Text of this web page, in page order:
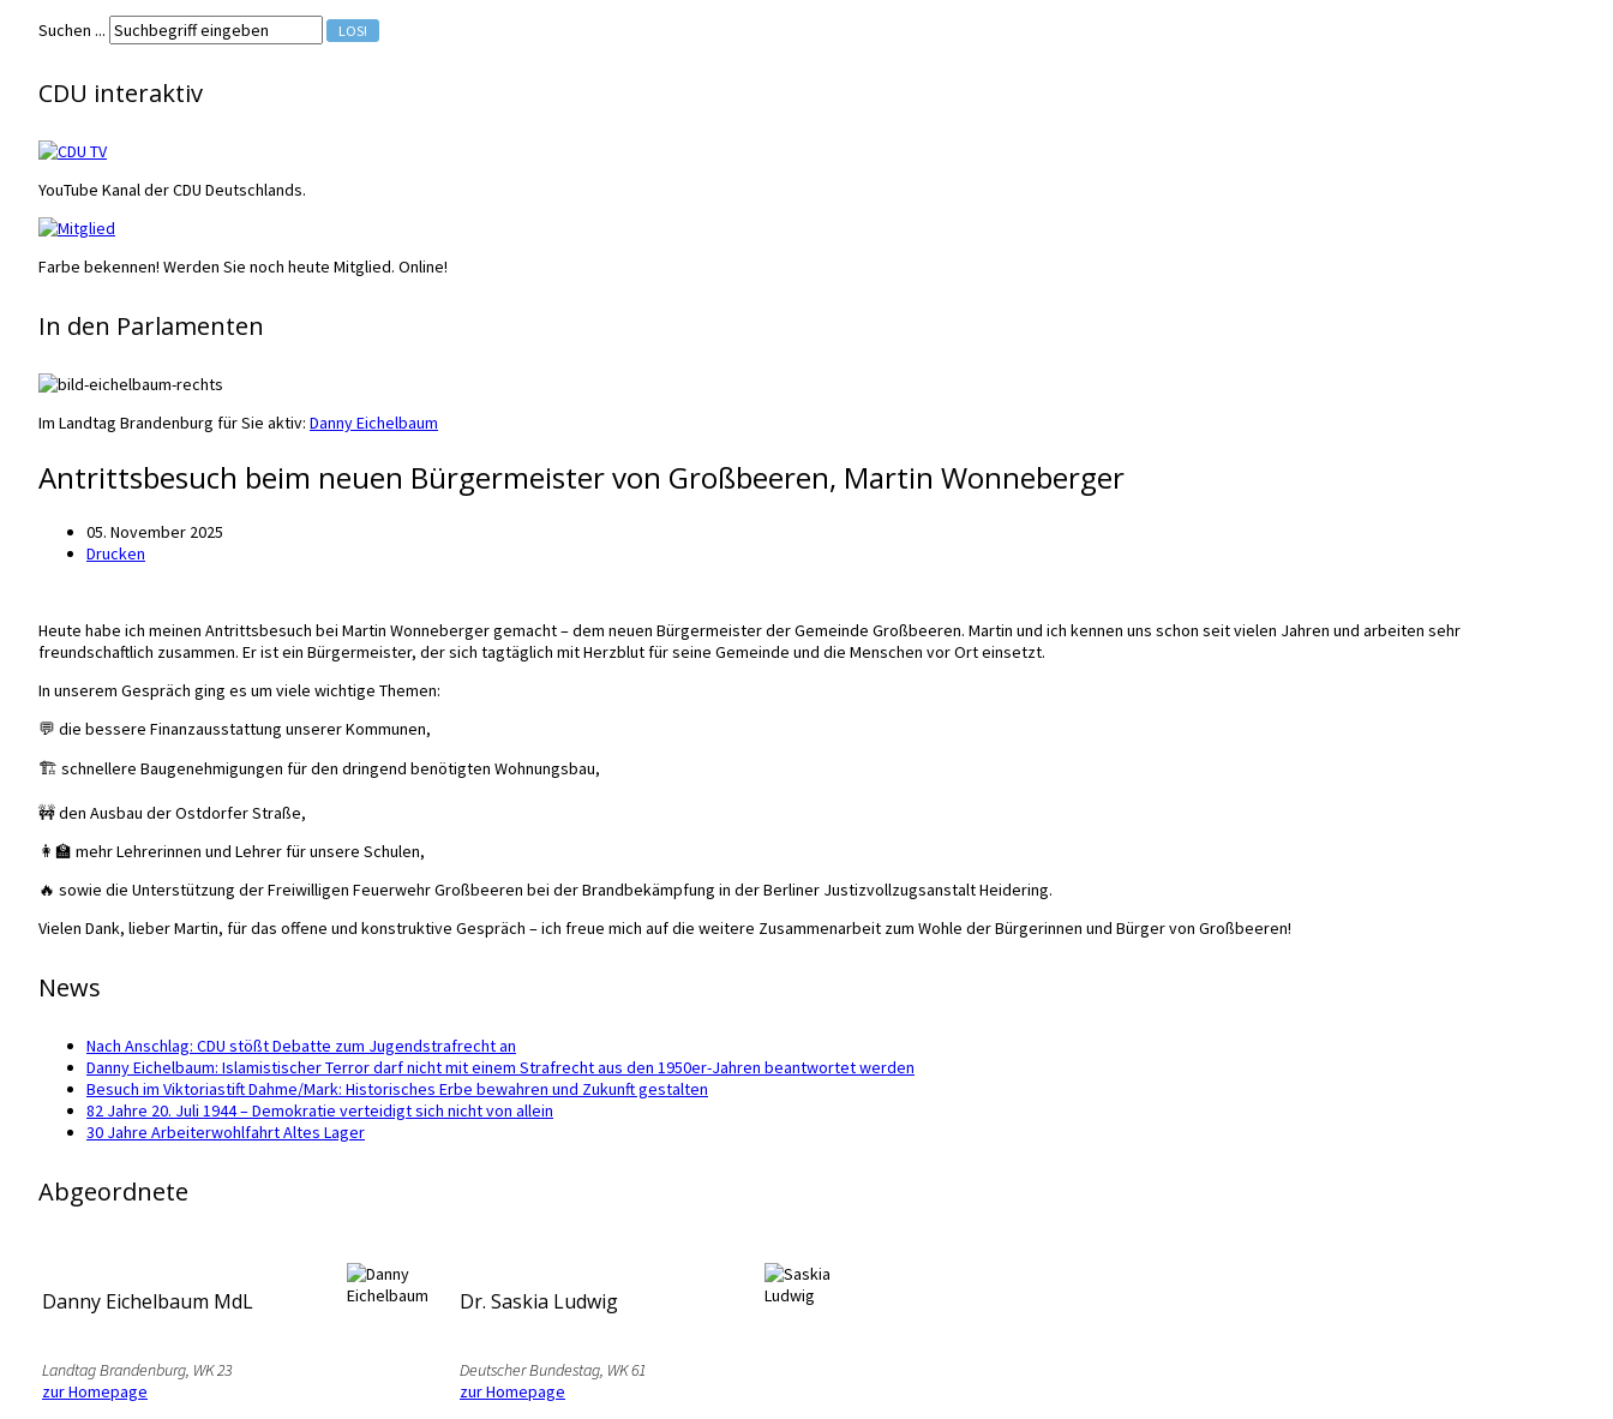
Suchen ...
LOS!
CDU interaktiv
YouTube Kanal der CDU Deutschlands.
Farbe bekennen! Werden Sie noch heute Mitglied. Online!
In den Parlamenten
Im Landtag Brandenburg für Sie aktiv: Danny Eichelbaum
Antrittsbesuch beim neuen Bürgermeister von Großbeeren, Martin Wonneberger
05. November 2025
Drucken
Heute habe ich meinen Antrittsbesuch bei Martin Wonneberger gemacht – dem neuen Bürgermeister der Gemeinde Großbeeren. Martin und ich kennen uns schon seit vielen Jahren und arbeiten sehr
freundschaftlich zusammen. Er ist ein Bürgermeister, der sich tagtäglich mit Herzblut für seine Gemeinde und die Menschen vor Ort einsetzt.
In unserem Gespräch ging es um viele wichtige Themen:
💬 die bessere Finanzausstattung unserer Kommunen,
🏗️ schnellere Baugenehmigungen für den dringend benötigten Wohnungsbau,
🚧 den Ausbau der Ostdorfer Straße,
👩‍🏫 mehr Lehrerinnen und Lehrer für unsere Schulen,
🔥 sowie die Unterstützung der Freiwilligen Feuerwehr Großbeeren bei der Brandbekämpfung in der Berliner Justizvollzugsanstalt Heidering.
Vielen Dank, lieber Martin, für das offene und konstruktive Gespräch – ich freue mich auf die weitere Zusammenarbeit zum Wohle der Bürgerinnen und Bürger von Großbeeren!
News
Nach Anschlag: CDU stößt Debatte zum Jugendstrafrecht an
Danny Eichelbaum: Islamistischer Terror darf nicht mit einem Strafrecht aus den 1950er-Jahren beantwortet werden
Besuch im Viktoriastift Dahme/Mark: Historisches Erbe bewahren und Zukunft gestalten
82 Jahre 20. Juli 1944 – Demokratie verteidigt sich nicht von allein
30 Jahre Arbeiterwohlfahrt Altes Lager
Abgeordnete
Danny Eichelbaum MdL
Landtag Brandenburg, WK 23
zur Homepage
Dr. Saskia Ludwig
Deutscher Bundestag, WK 61
zur Homepage